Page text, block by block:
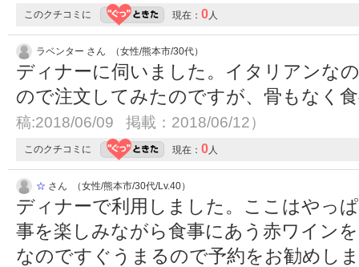
このクチコミに 現在： 0 人
ラベンター さん （女性/熊本市/30代）
ディナーに伺いました。イタリアンな
ので注文してみたのですが、骨もなく
稿:2018/06/09 掲載：2018/06/12）
このクチコミに 現在： 0 人
☆ さん （女性/熊本市/30代/Lv.40）
ディナーで利用しました。ここはやっ
事を楽しみながら食事にあう赤ワイン
なのですぐうまるので予約をお勧めし